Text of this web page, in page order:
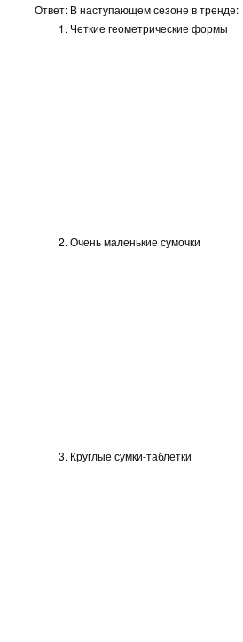
Ответ: В наступающем сезоне в тренде:
1. Четкие геометрические формы
2. Очень маленькие сумочки
3. Круглые сумки-таблетки